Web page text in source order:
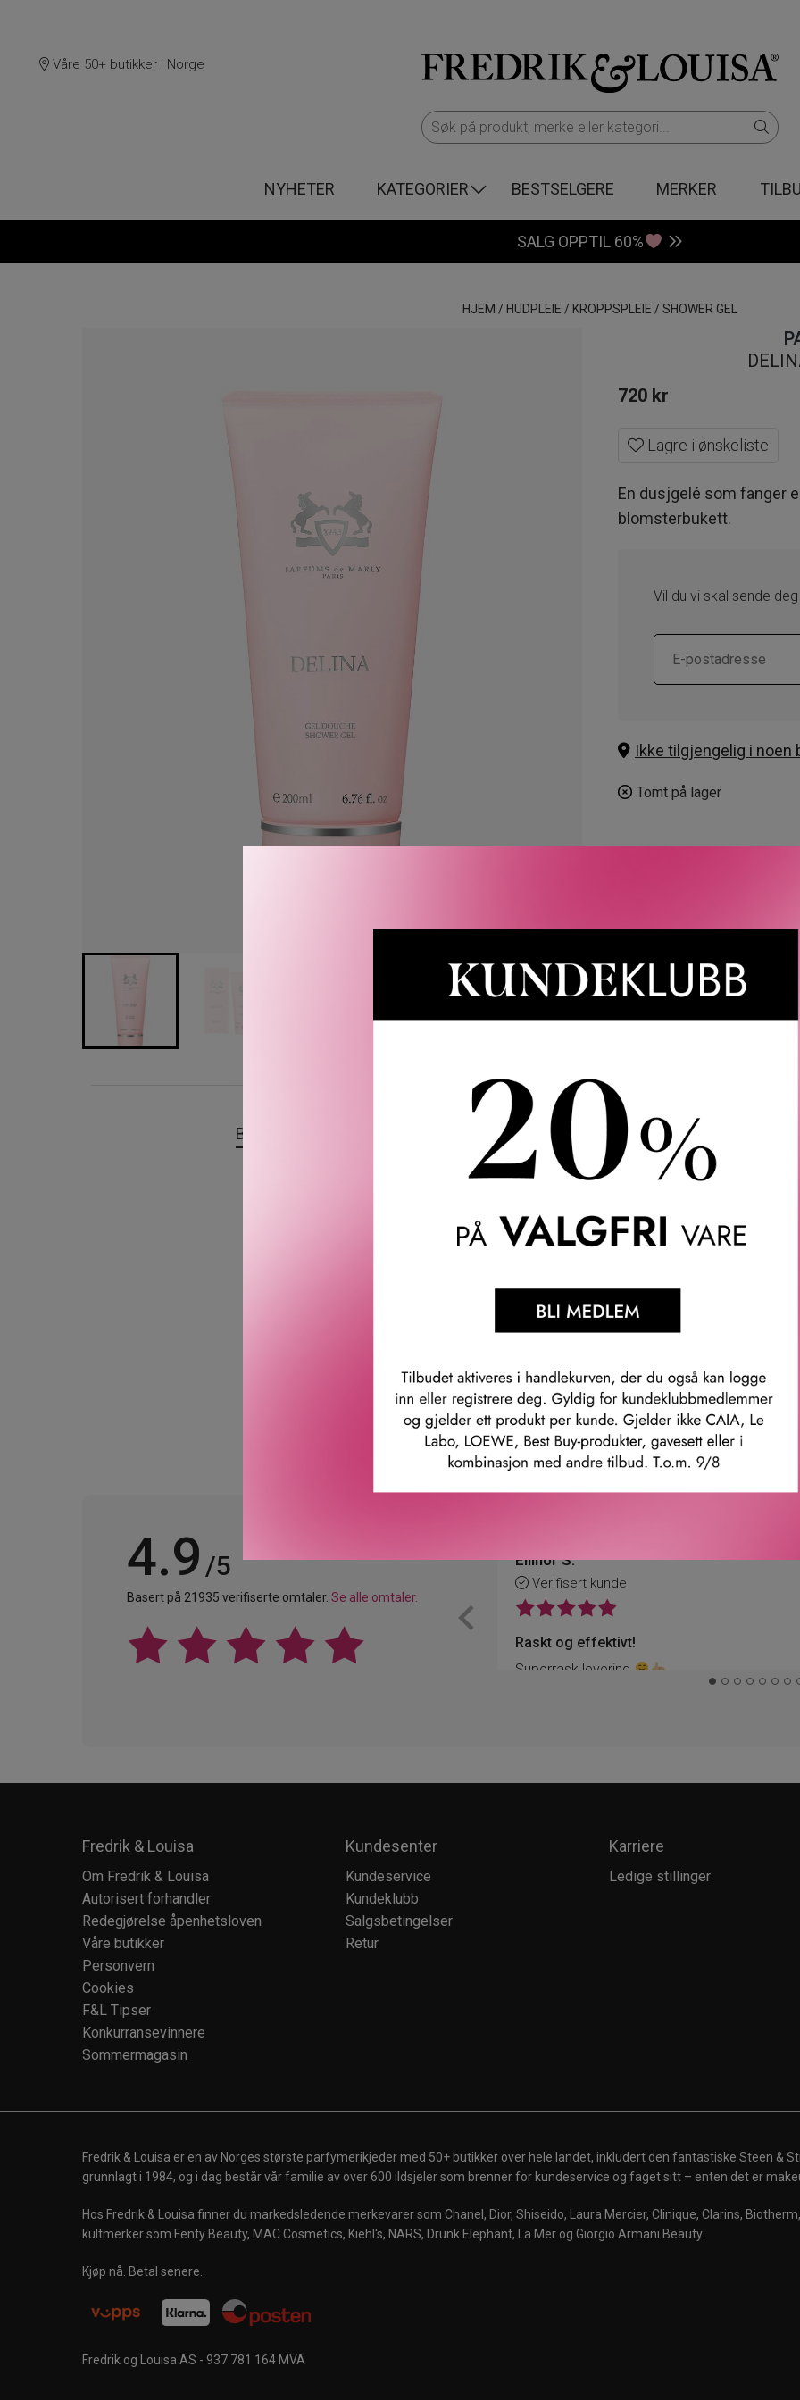
Våre 50+ butikker i Norge
NYHETER KATEGORIER BESTSELGERE MERKER
SALG OPPTIL 60%
HJEM / HUDPLEIE / KROPPSPLEIE / SHOWER GEL
720 kr
Lagre i ønskeliste
En dusjgelé som fanger
blomsterbukett.
Vil du vi skal sende
Ikke tilgjengelig i noen
Tomt på lager
BESKRIVELSE SPØRSMÅL & SVAR SLIK GJØR DU
Parfums de Marly Delina Shower Gel er en dusjgelé som fanger essensen av en
Shower Gel har en strålende og glitrende effekt og frembringer en ren feminin duft.
kombinert med fruktige toner av pære, litchi og grapefrukt, fanger den distinkte duftens
Våre kunder om oss
4.9 /5
Basert på 21935 verifiserte omtaler. Se alle omtaler.
Ellinor S.
Verifisert kunde
Raskt og effektivt!
Superrask levering
Fredrik & Louisa
Om Fredrik & Louisa
Autorisert forhandler
Redegjørelse åpenhetsloven
Våre butikker
Personvern
Cookies
F&L Tipser
Konkurransevinnere
Sommermagasin
Kundesenter
Kundeservice
Kundeklubb
Salgsbetingelser
Retur
Karriere
Ledige stillinger
Fredrik & Louisa er en av Norges største parfymerikjeder med 50+ butikker over hele landet, inkludert den fantastiske Steen &
grunnlagt i 1984, og i dag består vår familie av over 600 ildsjeler som brenner for kundeservice og faget sitt – enten det er
Hos Fredrik & Louisa finner du markedsledende merkevarer som Chanel, Dior, Shiseido, Laura Mercier, Clinique, Clarins,
kultmerker som Fenty Beauty, MAC Cosmetics, Kiehl's, NARS, Drunk Elephant, La Mer og Giorgio Armani Beauty.
Kjøp nå. Betal senere.
Fredrik og Louisa AS - 937 781 164 MVA